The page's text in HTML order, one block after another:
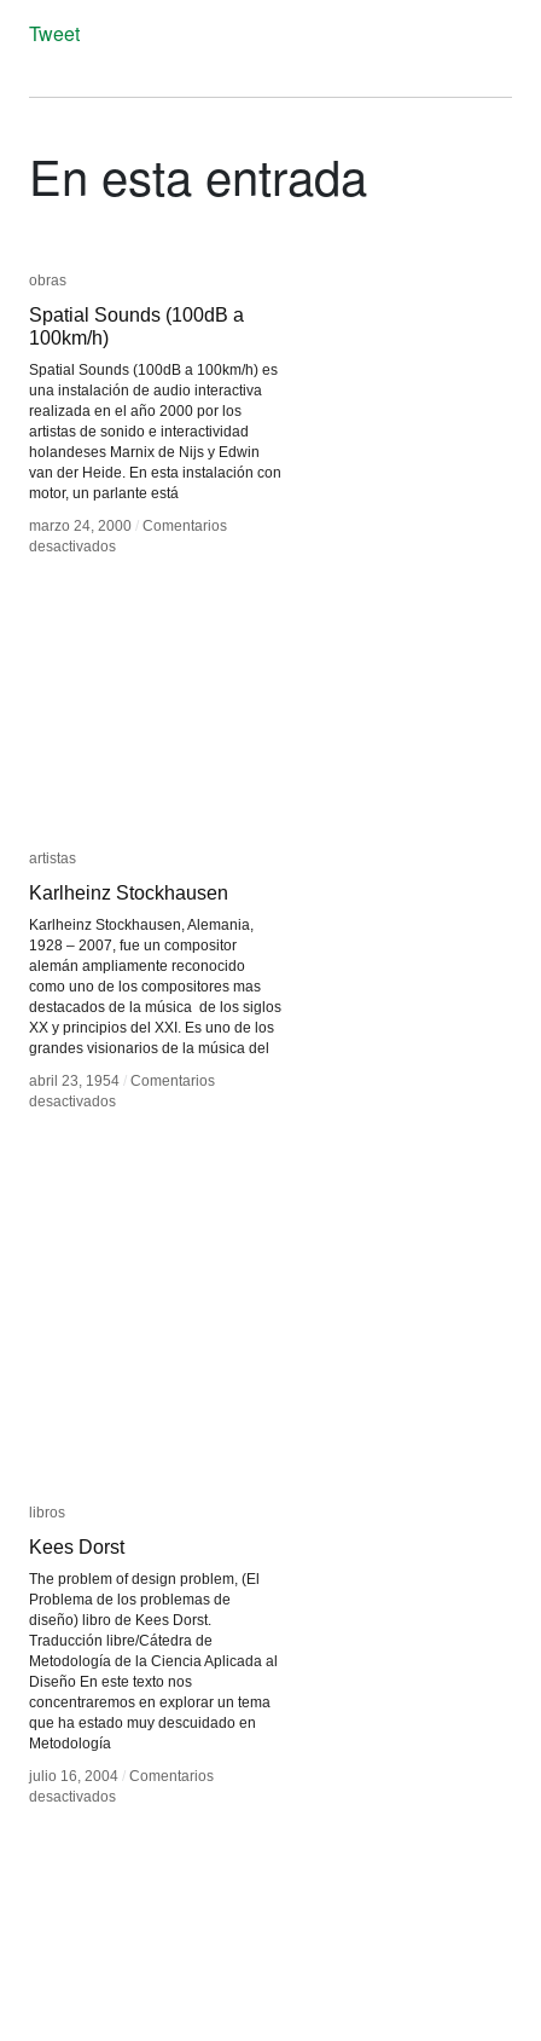
Tweet
En esta entrada
obras
Spatial Sounds (100dB a
100km/h)
Spatial Sounds (100dB a 100km/h) es
una instalación de audio interactiva
realizada en el año 2000 por los
artistas de sonido e interactividad
holandeses Marnix de Nijs y Edwin
van der Heide. En esta instalación con
motor, un parlante está
marzo 24, 2000 / Comentarios
desactivadosen
obras
Spatial Sounds (100dB a
100km/h)
marzo 24, 2000 / Comentarios
desactivadosen
artistas
Karlheinz Stockhausen
Karlheinz Stockhausen, Alemania,
1928 – 2007, fue un compositor
alemán ampliamente reconocido
como uno de los compositores mas
destacados de la música de los siglos
XX y principios del XXI. Es uno de los
grandes visionarios de la música del
abril 23, 1954 / Comentarios
desactivadosen
artistas
Karlheinz Stockhausen
abril 23, 1954 / Comentarios
desactivadosen
libros
Kees Dorst
The problem of design problem, (El
Problema de los problemas de
diseño) libro de Kees Dorst.
Traducción libre/Cátedra de
Metodología de la Ciencia Aplicada al
Diseño En este texto nos
concentraremos en explorar un tema
que ha estado muy descuidado en
Metodología
julio 16, 2004 / Comentarios
desactivadosen
libros
Kees Dorst
julio 16, 2004 / Comentarios
desactivadosen